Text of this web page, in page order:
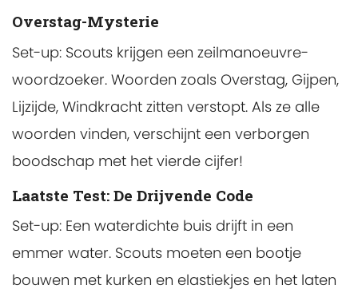
Overstag-Mysterie
Set-up: Scouts krijgen een zeilmanoeuvre-
woordzoeker. Woorden zoals Overstag, Gijpen,
Lijzijde, Windkracht zitten verstopt. Als ze alle
woorden vinden, verschijnt een verborgen
boodschap met het vierde cijfer!
Laatste Test: De Drijvende Code
Set-up: Een waterdichte buis drijft in een
emmer water. Scouts moeten een bootje
bouwen met kurken en elastiekjes en het laten